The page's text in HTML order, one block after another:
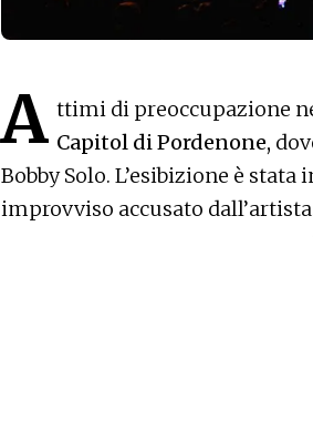
A ttimi di preoccupazione
Capitol di Pordenone,
Bobby Solo. L’esibizione è
improvviso accusato